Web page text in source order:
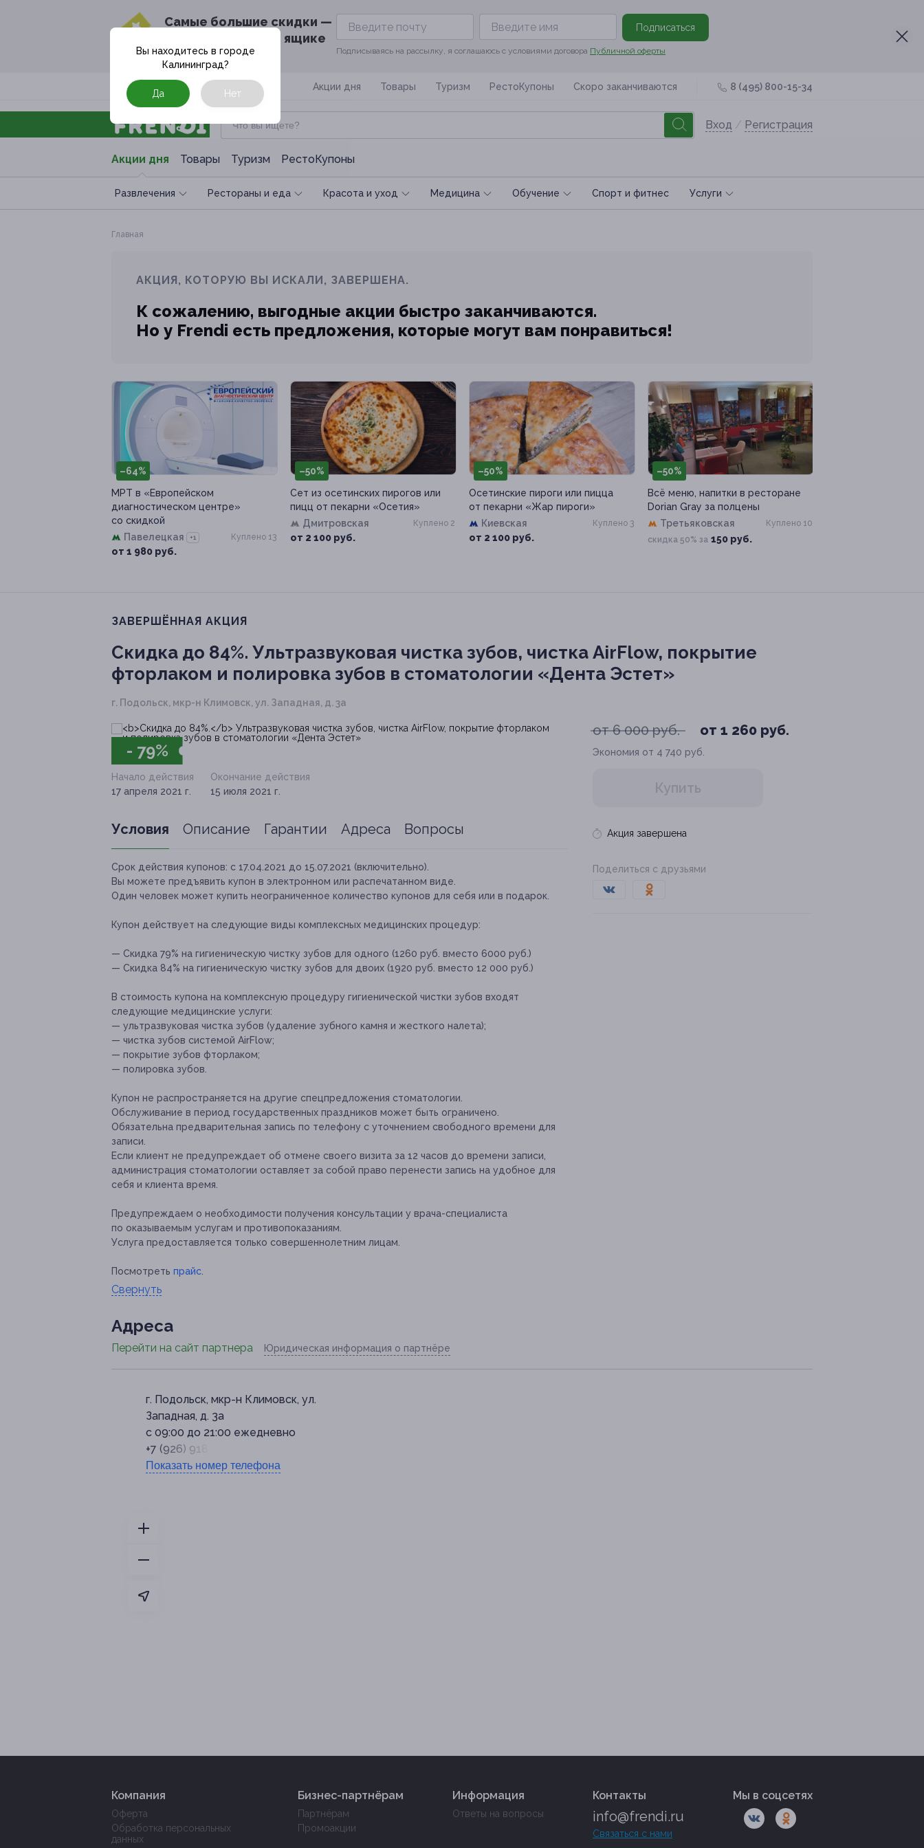
Cамые большие скидки —
в твоём почтовом ящике
Подписаться
Подписываясь на рассылку, я соглашаюсь с условиями договора Публичной оферты
Москва Акции дня Товары Туризм РестоКупоны Скоро заканчиваются 8 (495) 800-15-34
Вход / Регистрация
Акции дня Товары Туризм РестоКупоны
Развлечения Рестораны и еда Красота и уход Медицина Обучение Спoрт и фитнес Услуги
Вы находитесь в городе
Калининград?
Да Нет
Главная
АКЦИЯ, КОТОРУЮ ВЫ ИСКАЛИ, ЗАВЕРШЕНА.
К сожалению, выгодные акции быстро заканчиваются.
Но у Frendi есть предложения, которые могут вам понравиться!
–64%
МРТ в «Европейском
диагностическом центре»
со скидкой
Павелецкая
+1
от 1 980 руб.
Куплено 13
–50%
Сет из осетинских пирогов или
пицц от пекарни «Осетия»
Дмитровская
от 2 100 руб.
Куплено 2
–50%
Осетинские пироги или пицца
от пекарни «Жар пироги»
Киевская
от 2 100 руб.
Куплено 3
–50%
Всё меню, напитки в ресторане
Dorian Gray за полцены
Третьяковская
скидка 50% за 150 руб.
Куплено 10
ЗАВЕРШЁННАЯ АКЦИЯ
Скидка до 84%. Ультразвуковая чистка зубов, чистка AirFlow, покрытие
фторлаком и полировка зубов в стоматологии «Дента Эстет»
г. Подольск, мкр-н Климовск, ул. Западная, д. 3а
- 79%
от 6 000 руб. от 1 260 руб.
Экономия от 4 740 руб.
Купить
Акция завершена
Поделиться с друзьями
Начало действия
17 апреля 2021 г.
Окончание действия
15 июля 2021 г.
Условия Описание Гарантии Адреса Вопросы
Срок действия купонов: с 17.04.2021 до 15.07.2021 (включительно).
Вы можете предъявить купон в электронном или распечатанном виде.
Один человек может купить неограниченное количество купонов для себя или в подарок.
Купон действует на следующие виды комплексных медицинских процедур:
— Скидка 79% на гигиеническую чистку зубов для одного (1260 руб. вместо 6000 руб.)
— Скидка 84% на гигиеническую чистку зубов для двоих (1920 руб. вместо 12 000 руб.)
В стоимость купона на комплексную процедуру гигиенической чистки зубов входят
следующие медицинские услуги:
— ультразвуковая чистка зубов (удаление зубного камня и жесткого налета);
— чистка зубов системой AirFlow;
— покрытие зубов фторлаком;
— полировка зубов.
Купон не распространяется на другие спецпредложения стоматологии.
Обслуживание в период государственных праздников может быть ограничено.
Обязательна предварительная запись по телефону с уточнением свободного времени для
записи.
Если клиент не предупреждает об отмене своего визита за 12 часов до времени записи,
администрация стоматологии оставляет за собой право перенести запись на удобное для
себя и клиента время.
Предупреждаем о необходимости получения консультации у врача-специалиста
по оказываемым услугам и противопоказаниям.
Услуга предоставляется только совершеннолетним лицам.
Посмотреть прайс
Свернуть
Адресa
Перейти на сайт партнера Юридическая информация о партнёре
г. Подольск, мкр-н Климовск, ул.
Западная, д. 3а
с 09:00 до 21:00 ежедневно
+7 (926) 918-08-48
Показать номер телефона
Компания
Оферта
Обработка персональных
данных
Бизнес-партнёрам
Партнёрам
Промоакции
Информация
Ответы на вопросы
Контакты
info@frendi.ru
Связаться с нами
Мы в соцсетях